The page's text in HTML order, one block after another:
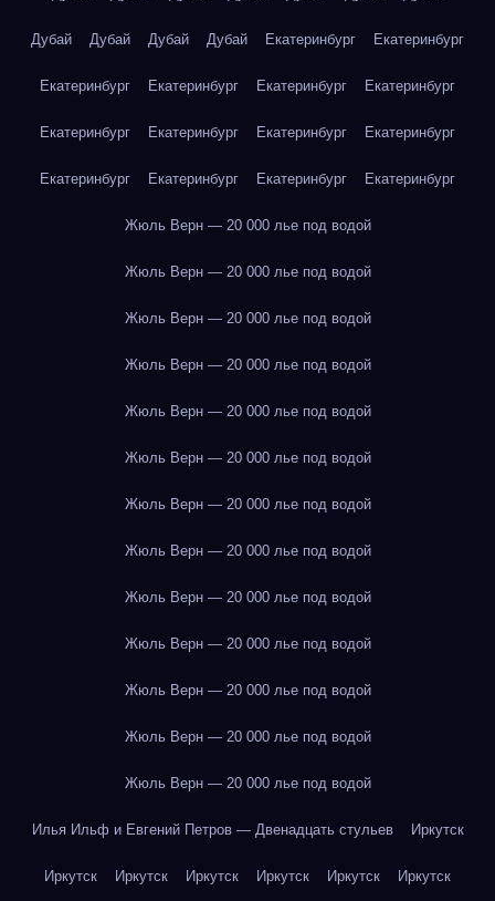
Дубай Дубай Дубай Дубай Екатеринбург Екатеринбург
Екатеринбург Екатеринбург Екатеринбург Екатеринбург
Екатеринбург Екатеринбург Екатеринбург Екатеринбург
Екатеринбург Екатеринбург Екатеринбург Екатеринбург
Жюль Верн — 20 000 лье под водой
Жюль Верн — 20 000 лье под водой
Жюль Верн — 20 000 лье под водой
Жюль Верн — 20 000 лье под водой
Жюль Верн — 20 000 лье под водой
Жюль Верн — 20 000 лье под водой
Жюль Верн — 20 000 лье под водой
Жюль Верн — 20 000 лье под водой
Жюль Верн — 20 000 лье под водой
Жюль Верн — 20 000 лье под водой
Жюль Верн — 20 000 лье под водой
Жюль Верн — 20 000 лье под водой
Жюль Верн — 20 000 лье под водой
Илья Ильф и Евгений Петров — Двенадцать стульев Иркутск
Иркутск Иркутск Иркутск Иркутск Иркутск Иркутск